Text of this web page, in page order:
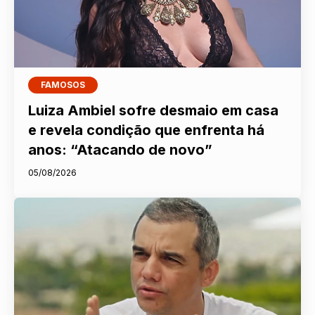
FAMOSOS
Luiza Ambiel sofre desmaio em casa
e revela condição que enfrenta há
anos: “Atacando de novo”
05/08/2026